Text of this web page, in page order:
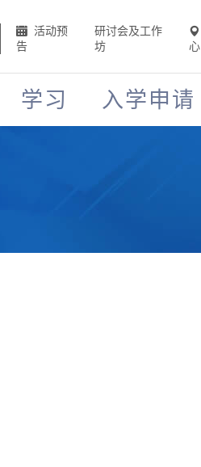
活动预
告
研讨会及工作
坊
心
学习 入学申请